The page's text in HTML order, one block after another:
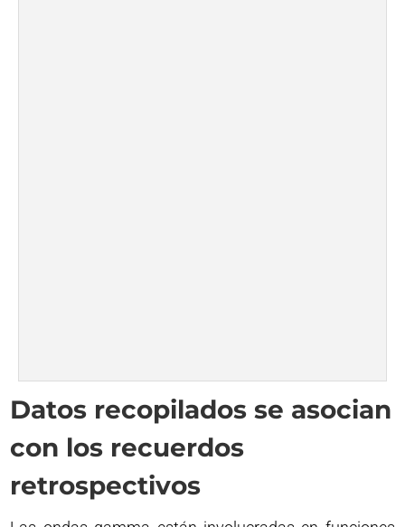
Datos recopilados se asocian
con los recuerdos
retrospectivos